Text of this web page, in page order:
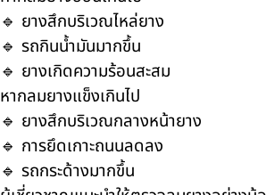
🔹 ยางสึกบริเวณไหล่ยาง
🔹 รถกินน้ำมันมากขึ้น
🔹 ยางเกิดความร้อนสะสม
หากลมยางแข็งเกินไป
🔹 ยางสึกบริเวณกลางหน้ายาง
🔹 การยึดเกาะถนนลดลง
🔹 รถกระด้างมากขึ้น